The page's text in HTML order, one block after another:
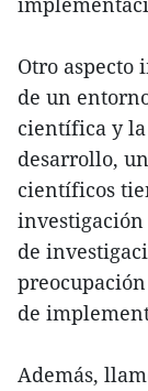
Otro aspecto
de un
científica y la
desarrollo,
científicos
investigación
de
de
Además,